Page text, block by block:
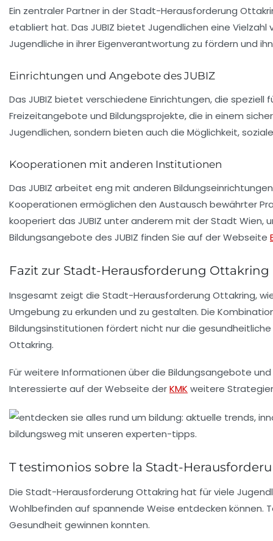
Ein zentraler Partner in der Stadt-Herausforderung
etabliert hat. Das JUBIZ bietet Jugendlichen eine Vielzahl
Jugendliche in ihrer Eigenverantwortung zu fördern und
Einrichtungen und Angebote des JUBIZ
Das JUBIZ bietet verschiedene Einrichtungen, die
Freizeitangebote und Bildungsprojekte, die in einem
Jugendlichen, sondern bieten auch die Möglichkeit,
Kooperationen mit anderen Institutionen
Das JUBIZ arbeitet eng mit anderen
Kooperationen ermöglichen den Austausch bewährter
kooperiert das JUBIZ unter anderem mit der Stadt
Bildungsangebote des JUBIZ finden Sie auf der Webseite
Fazit zur Stadt-Herausforderung Ottakring
Insgesamt zeigt die Stadt-Herausforderung Ottakring,
Umgebung zu erkunden und zu gestalten. Die
Bildungsinstitutionen fördert nicht nur die
Ottakring.
Für weitere Informationen über die Bildungsangebote
Interessierte auf der Webseite derKMK weitere
T testimonios sobre la Stadt-
Die Stadt-Herausforderung Ottakring hat für viele
Wohlbefinden auf spannende Weise entdecken können.
Gesundheit gewinnen konnten.